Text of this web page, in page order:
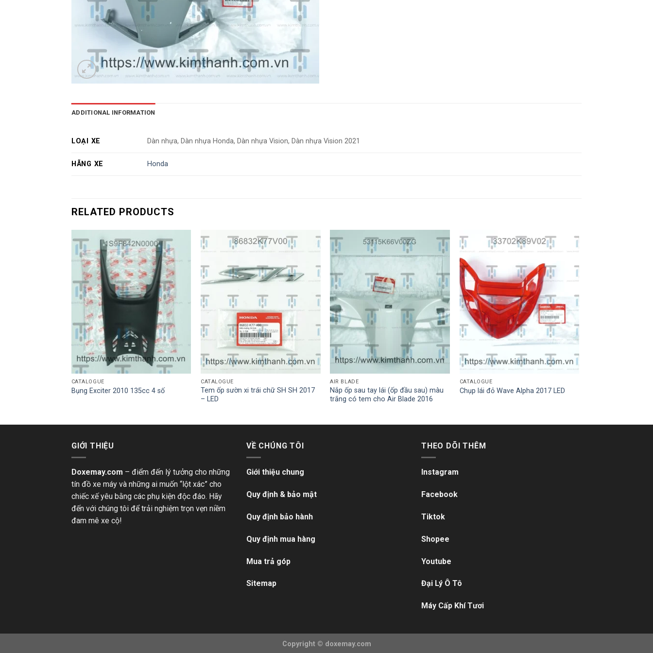
ADDITIONAL INFORMATION
LOẠI XE Dàn nhựa, Dàn nhựa Honda, Dàn nhựa Vision, Dàn nhựa Vision 2021
HÃNG XE Honda
RELATED PRODUCTS
CATALOGUE
Bụng Exciter 2010 135cc 4 số
CATALOGUE
Tem ốp sườn xi trái chữ SH SH 2017
– LED
AIR BLADE
Nắp ốp sau tay lái (ốp đầu sau) màu
trắng có tem cho Air Blade 2016
CATALOGUE
Chụp lái đỏ Wave Alpha 2017 LED
GIỚI THIỆU
Doxemay.com – điểm đến lý tưởng cho những
tín đồ xe máy và những ai muốn “lột xác” cho
chiếc xế yêu bằng các phụ kiện độc đáo. Hãy
đến với chúng tôi để trải nghiệm trọn vẹn niềm
đam mê xe cộ!
VỀ CHÚNG TÔI
Giới thiệu chung
Quy định & bảo mật
Quy định bảo hành
Quy định mua hàng
Mua trả góp
Sitemap
THEO DÕI THÊM
Instagram
Facebook
Tiktok
Shopee
Youtube
Đại Lý Ô Tô
Máy Cấp Khí Tươi
Copyright © doxemay.com